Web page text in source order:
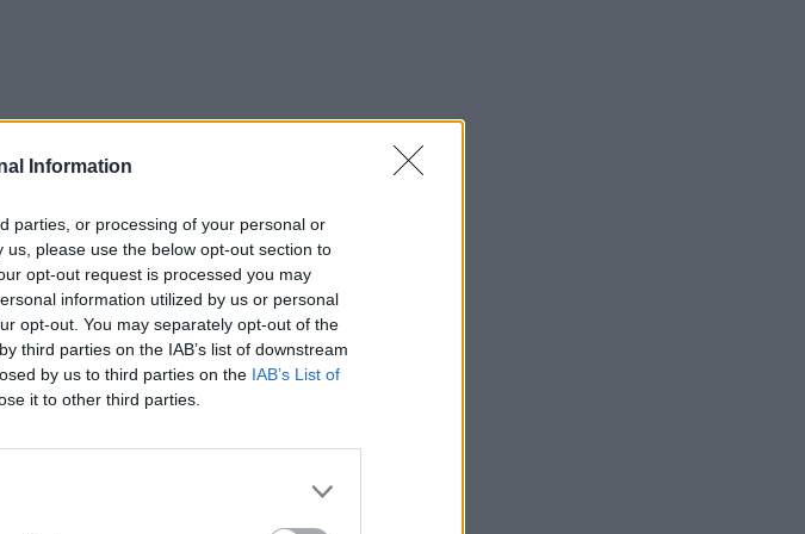
Information
parties, or processing of your personal or
please use the below opt-out section to
opt-out request is processed you may
information utilized by us or personal
opt-out. You may separately opt-out of the
third parties on the IAB’s list of downstream
by us to third parties on the IAB’s List of
it to other third parties.